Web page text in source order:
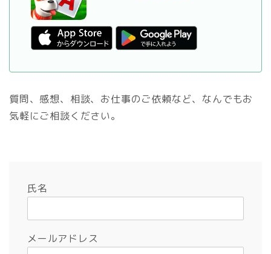
質問、感想、相談、お仕事のご依頼など、なんでもお
気軽にご相談ください。
氏名
メールアドレス